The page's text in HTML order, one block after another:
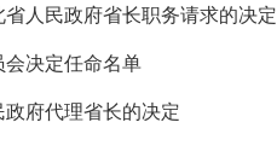
人民政府省长职务请求的决定
决定任命名单
府代理省长的决定